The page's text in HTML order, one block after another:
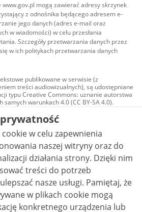
mogą zawierać adresy skrzynek
z odnośnika będącego adresem e-
jego danych (adres e-mail oraz
w wiadomości) w celu przesłania
Szczegóły przetwarzania danych przez
w ich politykach przetwarzania danych
publikowane w serwisie (z
treści audiowizualnych), są udostępniane
typu Creative Commons: uznanie autorstwa
samych warunkach 4.0 (CC BY-SA 4.0).
audiowizualne, w tym zdjęcia, materiały
są udostępniane na licencji typu
Commons: uznanie autorstwa użycie
- bez utworów zależnych 4.0 (CC BY-
o ile nie jest to stwierdzone inaczej.
w celu zapewnienia
naszej witryny oraz do
działania strony. Dzięki nim
treści do potrzeb
nasze usługi. Pamiętaj, że
w plikach cookie mogą
konkretnego urządzenia lub